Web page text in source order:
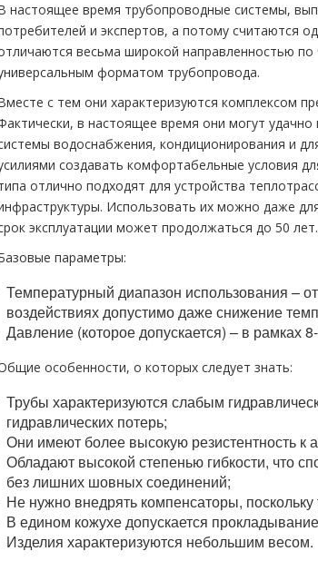
настоящее время трубопроводные системы,
и экспертов, а потому считаются
весьма широкой направленностью
форматом трубопровода.
с тем они характеризуются комплексом
в настоящее время они могут
водоснабжения, кондиционирования и
создавать комфортабельные условия
отлично подходят для устройства
Использовать их можно даже
эксплуатации может продолжаться до 50 лет.
параметры:
Температурный диапазон использования –
воздействиях допустимо даже снижение
Давление (которое допускается) – в рамках
особенности, о которых следует знать:
Трубы характеризуются слабым
гидравлических потерь;
Они имеют более высокую резистентность к
Обладают высокой степенью гибкости, что
без лишних шовных соединений;
Не нужно внедрять компенсаторы,
В едином кожухе допускается
Изделия характеризуются небольшим весом.